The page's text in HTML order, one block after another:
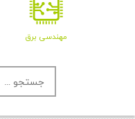
مهندسی برق
جستجو
برای: